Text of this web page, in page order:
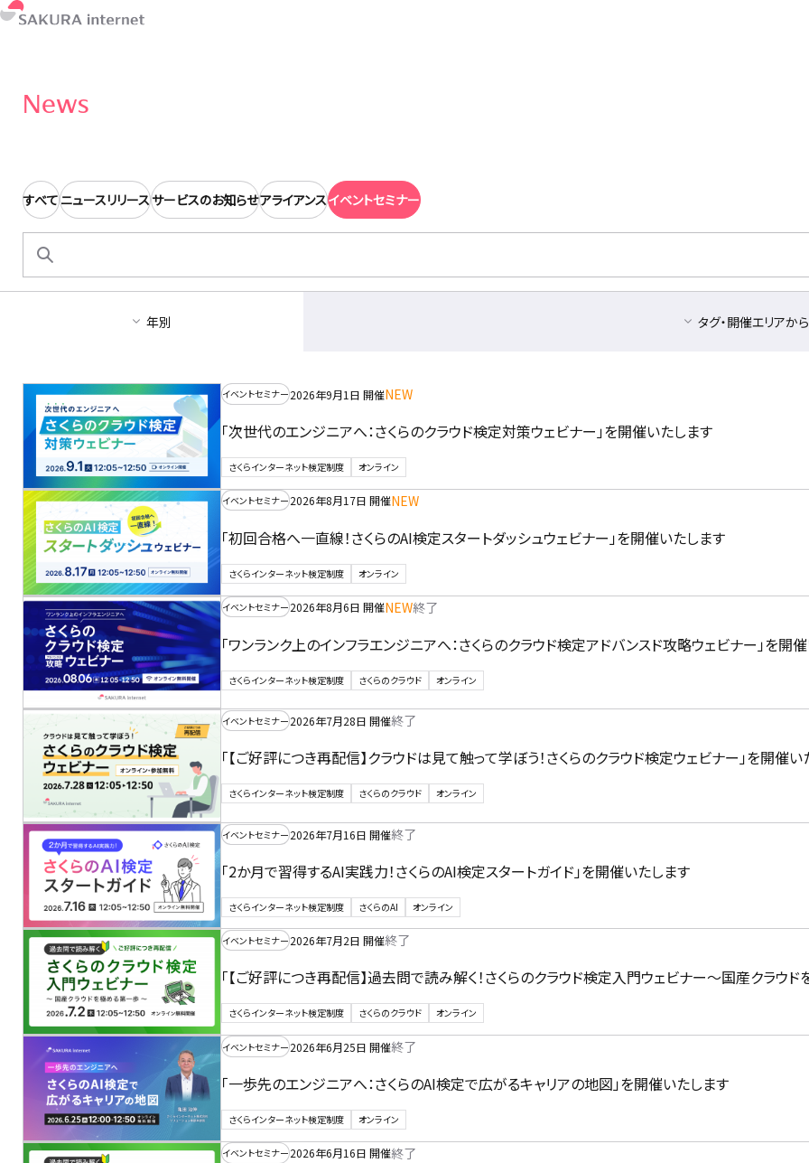
News
すべてニュースリリースサービスのお知らせアライアンスイベントセミナー
年別 タグ・開催エリアか
イベントセミナー2026年9月1日 開催NEW
「次世代のエンジニアへ：さくらのクラウド検定対策ウェビナー」を開催いたします
さくらインターネット検定制度 オンライン
イベントセミナー2026年8月17日 開催NEW
「初回合格へ一直線！さくらのAI検定スタートダッシュウェビナー」を開催いたします
さくらインターネット検定制度 オンライン
イベントセミナー2026年8月6日 開催NEW終了
「ワンランク上のインフラエンジニアへ：さくらのクラウド検定アドバンスド攻略ウェビナー」を開
さくらインターネット検定制度 さくらのクラウド オンライン
イベントセミナー2026年7月28日 開催終了
「【ご好評につき再配信】クラウドは見て触って学ぼう！さくらのクラウド検定ウェビナー」を開催
さくらインターネット検定制度 さくらのクラウド オンライン
イベントセミナー2026年7月16日 開催終了
「2か月で習得するAI実践力！さくらのAI検定スタートガイド」を開催いたします
さくらインターネット検定制度 さくらのAI オンライン
イベントセミナー2026年7月2日 開催終了
「【ご好評につき再配信】過去問で読み解く！さくらのクラウド検定入門ウェビナー～国産クラウ
さくらインターネット検定制度 さくらのクラウド オンライン
イベントセミナー2026年6月25日 開催終了
「一歩先のエンジニアへ：さくらのAI検定で広がるキャリアの地図」を開催いたします
さくらインターネット検定制度 オンライン
イベントセミナー2026年6月16日 開催終了